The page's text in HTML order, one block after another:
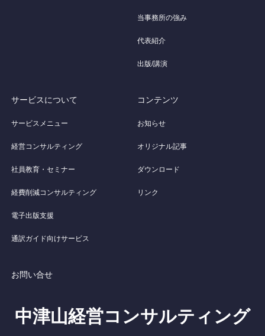
当事務所の強み
代表紹介
出版/講演
サービスについて
サービスメニュー
経営コンサルティング
社員教育・セミナー
経費削減コンサルティング
電子出版支援
通訳ガイド向けサービス
コンテンツ
お知らせ
オリジナル記事
ダウンロード
リンク
お問い合せ
中津山経営コンサルティング